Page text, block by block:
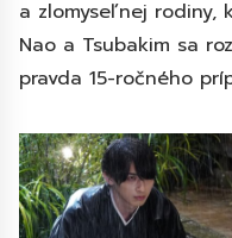
a zlomyseľnej rodiny,
Nao a Tsubakim sa
pravda 15-ročného